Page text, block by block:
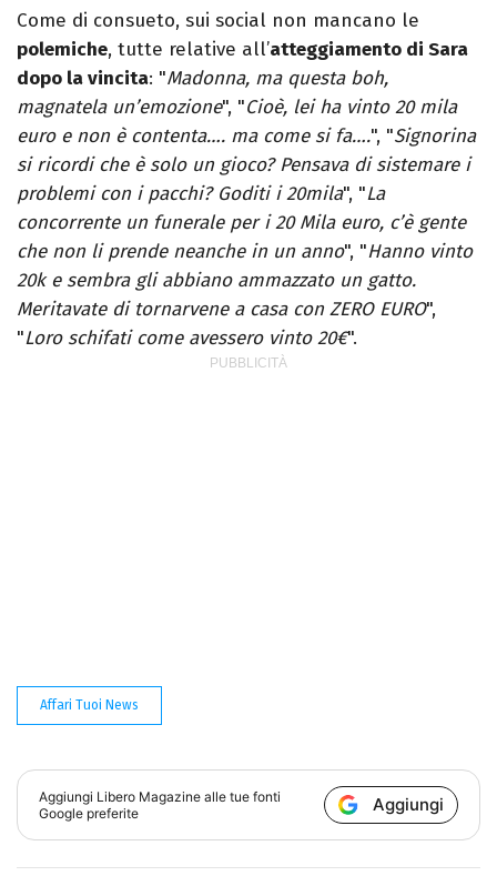
Come di consueto, sui social non mancano le
polemiche, tutte relative all’atteggiamento di Sara
dopo la vincita: "Madonna, ma questa boh,
magnatela un’emozione", "Cioè, lei ha vinto 20 mila
euro e non è contenta…. ma come si fa….", "Signorina
si ricordi che è solo un gioco? Pensava di sistemare i
problemi con i pacchi? Goditi i 20mila", "La
concorrente un funerale per i 20 Mila euro, c’è gente
che non li prende neanche in un anno", "Hanno vinto
20k e sembra gli abbiano ammazzato un gatto.
Meritavate di tornarvene a casa con ZERO EURO",
"Loro schifati come avessero vinto 20€".
Affari Tuoi News
Aggiungi Libero Magazine alle tue fonti
Google preferite
Aggiungi